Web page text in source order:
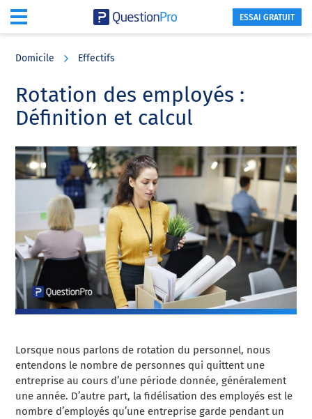
content
sidebar
ESSAI GRATUIT
Domicile Effectifs
Rotation des employés :
Définition et calcul
Lorsque nous parlons de rotation du personnel, nous
entendons le nombre de personnes qui quittent une
entreprise au cours d’une période donnée, généralement
une année. D’autre part, la fidélisation des employés est le
nombre d’employés qu’une entreprise garde pendant un